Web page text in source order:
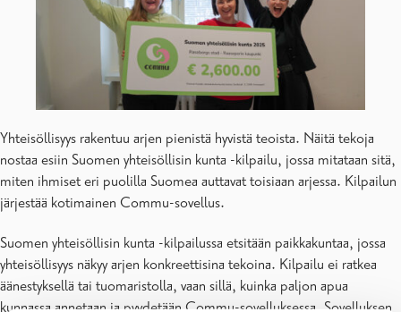
Yhteisöllisyys rakentuu arjen pienistä hyvistä teoista. Näitä tekoja
nostaa esiin Suomen yhteisöllisin kunta -kilpailu, jossa mitataan sitä,
miten ihmiset eri puolilla Suomea auttavat toisiaan arjessa. Kilpailun
järjestää kotimainen Commu-sovellus.
Suomen yhteisöllisin kunta -kilpailussa etsitään paikkakuntaa, jossa
yhteisöllisyys näkyy arjen konkreettisina tekoina. Kilpailu ei ratkea
äänestyksellä tai tuomaristolla, vaan sillä, kuinka paljon apua
kunnassa annetaan ja pyydetään Commu-sovelluksessa. Sovelluksen